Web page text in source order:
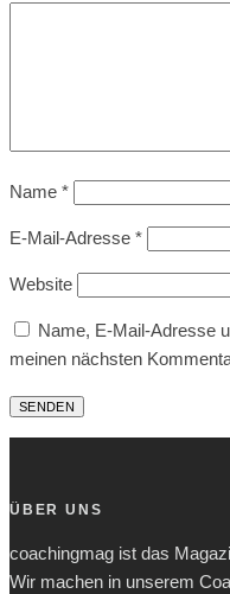
Name *
E-Mail-Adresse *
Website
Name, E-Mail-Adresse
meinen nächsten
ÜBER UNS
coachingmag ist das
Wir machen in unserem